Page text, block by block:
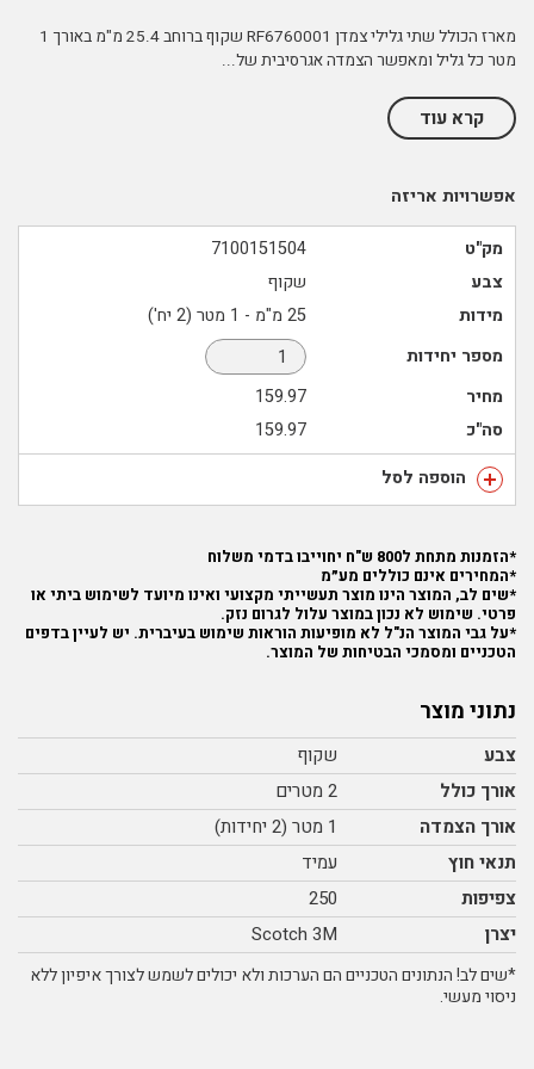
מארז הכולל שתי גלילי צמדן RF6760001 שקוף ברוחב 25.4 מ"מ באורך 1
מטר כל גליל ומאפשר הצמדה אגרסיבית של...
קרא עוד
אפשרויות אריזה
מק"ט
7100151504
צבע
שקוף
מידות
25 מ"מ - 1 מטר (2 יח')
מספר יחידות
מחיר
159.97
סה"כ
159.97
הוספה לסל
*הזמנות מתחת ל800 ש"ח יחוייבו בדמי משלוח
*המחירים אינם כוללים מע״מ
*שים לב, המוצר הינו מוצר תעשייתי מקצועי ואינו מיועד לשימוש ביתי או
פרטי. שימוש לא נכון במוצר עלול לגרום נזק.
*על גבי המוצר הנ"ל לא מופיעות הוראות שימוש בעיברית. יש לעיין בדפים
הטכניים ומסמכי הבטיחות של המוצר.
נתוני מוצר
צבע
שקוף
אורך כולל
2 מטרים
אורך הצמדה
1 מטר (2 יחידות)
תנאי חוץ
עמיד
צפיפות
250
יצרן
Scotch 3M
*שים לב! הנתונים הטכניים הם הערכות ולא יכולים לשמש לצורך איפיון ללא
ניסוי מעשי.